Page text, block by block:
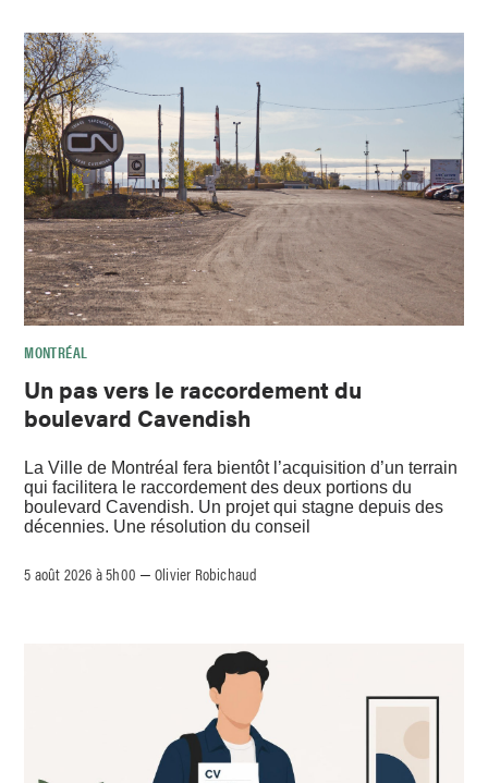
MONTRÉAL
Un pas vers le raccordement du
boulevard Cavendish
La Ville de Montréal fera bientôt l’acquisition d’un terrain
qui facilitera le raccordement des deux portions du
boulevard Cavendish. Un projet qui stagne depuis des
décennies. Une résolution du conseil
5 août 2026 à 5h00 –Olivier Robichaud